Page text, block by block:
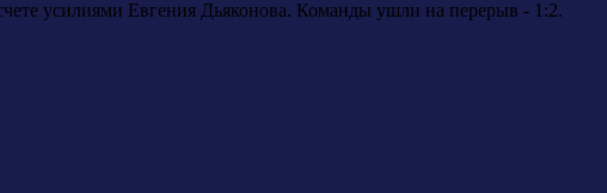
усилиями Евгения Дьяконова. Команды ушли на перерыв - 1:2.